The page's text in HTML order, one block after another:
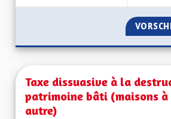
Taxe dissuasive à la
patrimoine bâti (maisons
autre)